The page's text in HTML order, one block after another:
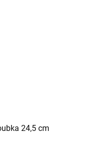
24,5 cm